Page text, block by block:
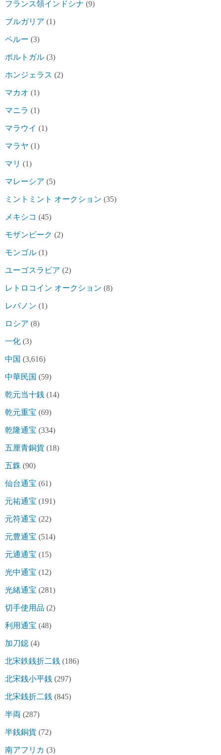
フランス領インドシナ (9)
ブルガリア (1)
ペルー (3)
ポルトガル (3)
ホンジェラス (2)
マカオ (1)
マニラ (1)
マラウイ (1)
マラヤ (1)
マリ (1)
マレーシア (5)
ミントミント オークション (35)
メキシコ (45)
モザンビーク (2)
モンゴル (1)
ユーゴスラビア (2)
レトロコイン オークション (8)
レバノン (1)
ロシア (8)
一化 (3)
中国 (3,616)
中華民国 (59)
乾元当十銭 (14)
乾元重宝 (69)
乾隆通宝 (334)
五厘青銅貨 (18)
五銖 (90)
仙台通宝 (61)
元祐通宝 (191)
元符通宝 (22)
元豊通宝 (514)
元通通宝 (15)
光中通宝 (12)
光緒通宝 (281)
切手使用品 (2)
利用通宝 (48)
加刀鐚 (4)
北宋鉄銭折二銭 (186)
北宋銭小平銭 (297)
北宋銭折二銭 (845)
半両 (287)
半銭銅貨 (72)
南アフリカ (3)